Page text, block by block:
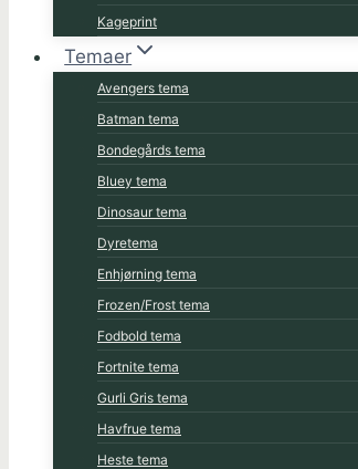
Kageprint
Temaer
Avengers tema
Batman tema
Bondegårds tema
Bluey tema
Dinosaur tema
Dyretema
Enhjørning tema
Frozen/Frost tema
Fodbold tema
Fortnite tema
Gurli Gris tema
Havfrue tema
Heste tema